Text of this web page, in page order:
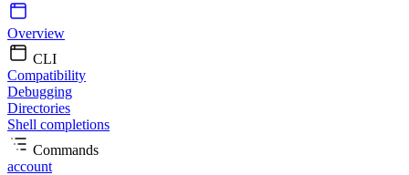
Overview
CLI
Compatibility
Debugging
Directories
Shell completions
Commands
account